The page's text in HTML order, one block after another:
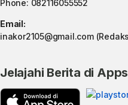
Phone: 082116055552
Email:
inakor2105@gmail.com
Jelajahi Berita di